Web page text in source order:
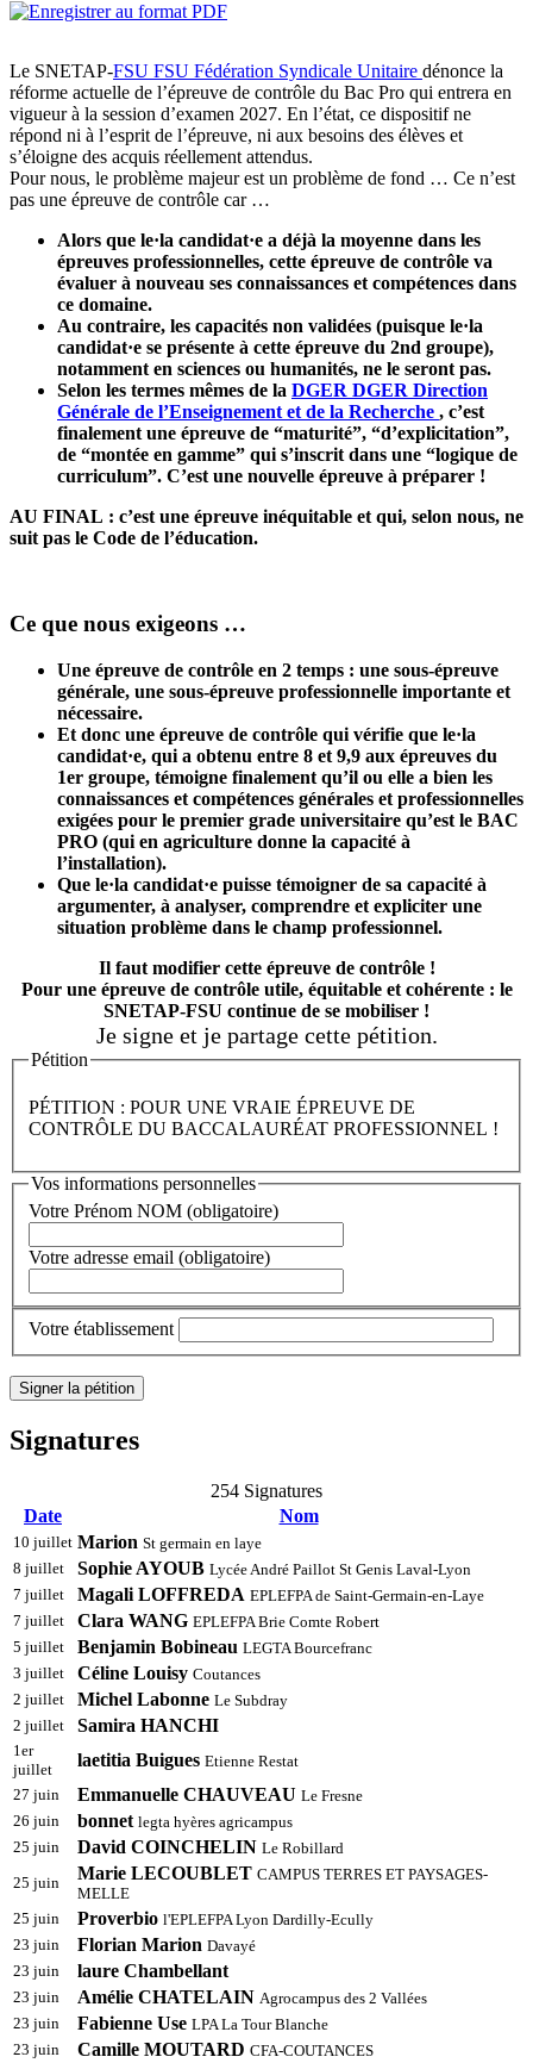
Le SNETAP-FSU FSU Fédération Syndicale Unitaire dénonce la
réforme actuelle de l’épreuve de contrôle du Bac Pro qui entrera en
vigueur à la session d’examen 2027. En l’état, ce dispositif ne
répond ni à l’esprit de l’épreuve, ni aux besoins des élèves et
s’éloigne des acquis réellement attendus.
Pour nous, le problème majeur est un problème de fond … Ce n’est
pas une épreuve de contrôle car …
Alors que le·la candidat·e a déjà la moyenne dans les
épreuves professionnelles, cette épreuve de contrôle va
évaluer à nouveau ses connaissances et compétences dans
ce domaine.
Au contraire, les capacités non validées (puisque le·la
candidat·e se présente à cette épreuve du 2nd groupe),
notamment en sciences ou humanités, ne le seront pas.
Selon les termes mêmes de la DGER DGER Direction
Générale de l’Enseignement et de la Recherche , c’est
finalement une épreuve de “maturité”, “d’explicitation”,
de “montée en gamme” qui s’inscrit dans une “logique de
curriculum”. C’est une nouvelle épreuve à préparer !
AU FINAL : c’est une épreuve inéquitable et qui, selon nous, ne
suit pas le Code de l’éducation.
Ce que nous exigeons …
Une épreuve de contrôle en 2 temps : une sous-épreuve
générale, une sous-épreuve professionnelle importante et
nécessaire.
Et donc une épreuve de contrôle qui vérifie que le·la
candidat·e, qui a obtenu entre 8 et 9,9 aux épreuves du
1er groupe, témoigne finalement qu’il ou elle a bien les
connaissances et compétences générales et professionnelles
exigées pour le premier grade universitaire qu’est le BAC
PRO (qui en agriculture donne la capacité à
l’installation).
Que le·la candidat·e puisse témoigner de sa capacité à
argumenter, à analyser, comprendre et expliciter une
situation problème dans le champ professionnel.
Il faut modifier cette épreuve de contrôle !
Pour une épreuve de contrôle utile, équitable et cohérente : le
SNETAP-FSU continue de se mobiliser !
Je signe et je partage cette pétition.
Pétition
PÉTITION : POUR UNE VRAIE ÉPREUVE DE
CONTRÔLE DU BACCALAURÉAT PROFESSIONNEL !
Vos informations personnelles
Votre Prénom NOM (obligatoire)
Votre adresse email (obligatoire)
Votre établissement
Signatures
254 Signatures
Date
Nom
10 juillet Marion St germain en laye
8 juillet
Sophie AYOUB Lycée André Paillot St Genis Laval-Lyon
7 juillet
Magali LOFFREDA EPLEFPA de Saint-Germain-en-Laye
7 juillet
Clara WANG EPLEFPA Brie Comte Robert
5 juillet
Benjamin Bobineau LEGTA Bourcefranc
3 juillet
Céline Louisy Coutances
2 juillet
Michel Labonne Le Subdray
2 juillet
Samira HANCHI
1er
juillet
laetitia Buigues Etienne Restat
27 juin
Emmanuelle CHAUVEAU Le Fresne
26 juin
bonnet legta hyères agricampus
25 juin
David COINCHELIN Le Robillard
25 juin
Marie LECOUBLET CAMPUS TERRES ET PAYSAGES-
MELLE
25 juin
Proverbio l'EPLEFPA Lyon Dardilly-Ecully
23 juin
Florian Marion Davayé
23 juin
laure Chambellant
23 juin Amélie CHATELAIN Agrocampus des 2 Vallées
23 juin
Fabienne Use LPA La Tour Blanche
23 juin
Camille MOUTARD CFA-COUTANCES